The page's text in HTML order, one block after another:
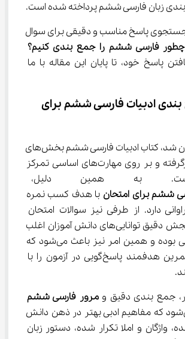
جستجوی پاسخ مناسب و دقیقی برای سوال
چطور فارسی ششم را جمع بندی کنیم؟
پاسخ خود، تا پایان این مقاله با ما
ادبیات فارسی ششم برای
همان‌طور که بیان شد، کتاب ادبیات فارسی ششم بخش‌های
گوناگونی را دربرگرفته و بر روی مهارت‌های اساسی تمرکز
به همین دلیل،
ششم برای امتحان با هدف کسب نمره
دارد. از طرفی نیز سوالات امتحان
فارسی، برای سنجش دقیق توانایی‌های دانش آموزان اغلب
ترکیبی و مفهومی بوده و همین امر نیز باعث می‌شود که
بدون مرور و تمرین هدفمند پاسخ‌گویی در آزمون را با
جمع بندی دقیق و مرور فارسی ششم
باعث می‌شود که مفاهیم ادبی بهتر در ذهن دانش
واژگان و املا تکرار شده، دستور زبان